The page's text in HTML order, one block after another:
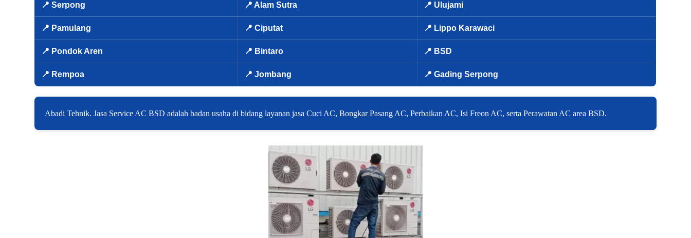
📍 Serpong 📍 Alam Sutra 📍 Ulujami
📍 Pamulang 📍 Ciputat 📍 Lippo Karawaci
📍 Pondok Aren 📍 Bintaro 📍 BSD
📍 Rempoa 📍 Jombang 📍 Gading Serpong
Abadi Tehnik. Jasa Service AC BSD adalah badan usaha di bidang layanan jasa Cuci AC, Bongkar Pasang AC, Perbaikan AC, Isi Freon AC, serta Perawatan AC area BSD.